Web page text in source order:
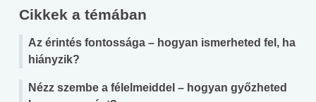
Cikkek a témában
Az érintés fontossága – hogyan ismerheted fel, ha
hiányzik?
Nézz szembe a félelmeiddel – hogyan győzheted